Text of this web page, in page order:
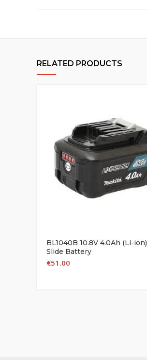
RELATED PRODUCTS
BL1040B 10.8V 4.0Ah (Li-ion)
Slide Battery
€51.00